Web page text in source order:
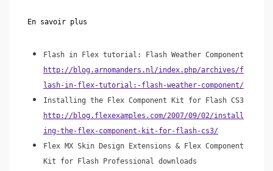
En savoir plus
Flash in Flex tutorial: Flash Weather Component
http://blog.arnomanders.nl/index.php/archives/f
lash-in-flex-tutorial:-flash-weather-component/
Installing the Flex Component Kit for Flash CS3
http://blog.flexexamples.com/2007/09/02/install
ing-the-flex-component-kit-for-flash-cs3/
Flex MX Skin Design Extensions & Flex Component
Kit for Flash Professional downloads